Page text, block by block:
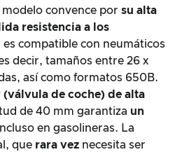
modelo convence por su alta
resistencia a los
es compatible con neumáticos
decir, tamaños entre 26 x
así como formatos 650B.
de coche) de alta
de 40 mm garantiza un
en gasolineras. La
que rara vez necesita ser